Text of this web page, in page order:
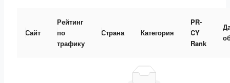
Сайт
Рейтинг
по
трафику
Страна Категория
PR-
CY
Rank